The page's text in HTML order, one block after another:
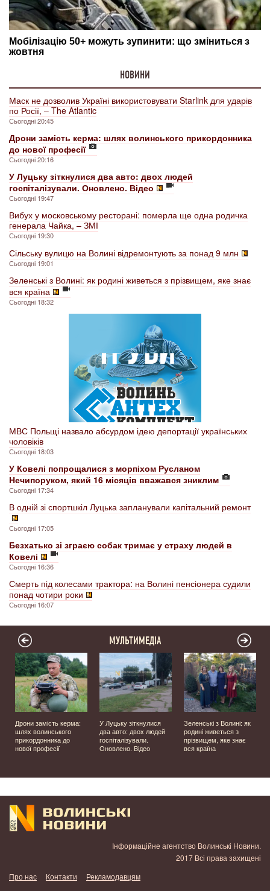
НОВИНИ
Маск не дозволив Україні використовувати Starlink для ударів
по Росії, – The Atlantic
Сьогодні 20:45
Дрони замість керма: шлях волинського прикордонника
до нової професії
Сьогодні 20:16
У Луцьку зіткнулися два авто: двох людей
госпіталізували. Оновлено. Відео
Сьогодні 19:47
Вибух у московському ресторані: померла ще одна родичка
генерала Чайка, – ЗМІ
Сьогодні 19:30
Сільську вулицю на Волині відремонтують за понад 9 млн
Сьогодні 19:01
Зеленські з Волині: як родині живеться з прізвищем, яке знає
вся країна
Сьогодні 18:32
МВС Польщі назвало абсурдом ідею депортації українських
чоловіків
Сьогодні 18:03
У Ковелі попрощалися з морпіхом Русланом
Нечипоруком, який 16 місяців вважався зниклим
Сьогодні 17:34
В одній зі спортшкіл Луцька запланували капітальний ремонт
Сьогодні 17:05
Безхатько зі зграєю собак тримає у страху людей в
Ковелі
Сьогодні 16:36
Смерть під колесами трактора: на Волині пенсіонера судили
понад чотири роки
Сьогодні 16:07
МУЛЬТИМЕДІА
Дрони замість керма:
шлях волинського
прикордонника до
нової професії
У Луцьку зіткнулися
два авто: двох людей
госпіталізували.
Оновлено. Відео
Зеленські з Волині: як
родині живеться з
прізвищем, яке знає
вся країна
Інформаційне агентство Волинські Новини.
2017 Всі права захищені
Про нас
Контакти Рекламодавцям